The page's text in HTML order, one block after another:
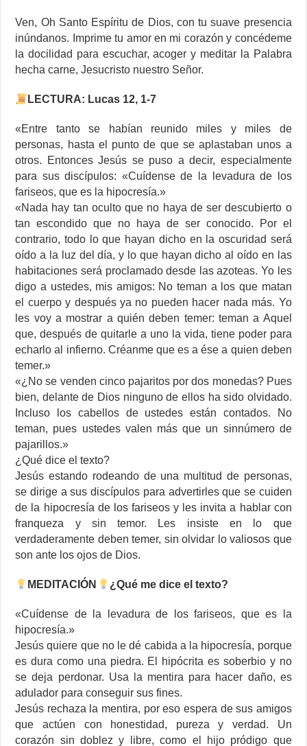
Ven, Oh Santo Espíritu de Dios, con tu suave presencia
inúndanos. Imprime tu amor en mi corazón y concédeme
la docilidad para escuchar, acoger y meditar la Palabra
hecha carne, Jesucristo nuestro Señor.
LECTURA: Lucas 12, 1-7
«Entre tanto se habían reunido miles y miles de
personas, hasta el punto de que se aplastaban unos a
otros. Entonces Jesús se puso a decir, especialmente
para sus discípulos: «Cuídense de la levadura de los
fariseos, que es la hipocresía.»
«Nada hay tan oculto que no haya de ser descubierto o
tan escondido que no haya de ser conocido. Por el
contrario, todo lo que hayan dicho en la oscuridad será
oído a la luz del día, y lo que hayan dicho al oído en las
habitaciones será proclamado desde las azoteas. Yo les
digo a ustedes, mis amigos: No teman a los que matan
el cuerpo y después ya no pueden hacer nada más. Yo
les voy a mostrar a quién deben temer: teman a Aquel
que, después de quitarle a uno la vida, tiene poder para
echarlo al infierno. Créanme que es a ése a quien deben
temer.»
«¿No se venden cinco pajaritos por dos monedas? Pues
bien, delante de Dios ninguno de ellos ha sido olvidado.
Incluso los cabellos de ustedes están contados. No
teman, pues ustedes valen más que un sinnúmero de
pajarillos.»
¿Qué dice el texto?
Jesús estando rodeando de una multitud de personas,
se dirige a sus discípulos para advertirles que se cuiden
de la hipocresía de los fariseos y les invita a hablar con
franqueza y sin temor. Les insiste en lo que
verdaderamente deben temer, sin olvidar lo valiosos que
son ante los ojos de Dios.
MEDITACIÓN ¿Qué me dice el texto?
«Cuídense de la levadura de los fariseos, que es la
hipocresía.»
Jesús quiere que no le dé cabida a la hipocresía, porque
es dura como una piedra. El hipócrita es soberbio y no
se deja perdonar. Usa la mentira para hacer daño, es
adulador para conseguir sus fines.
Jesús rechaza la mentira, por eso espera de sus amigos
que actúen con honestidad, pureza y verdad. Un
corazón sin doblez y libre, como el hijo pródigo que